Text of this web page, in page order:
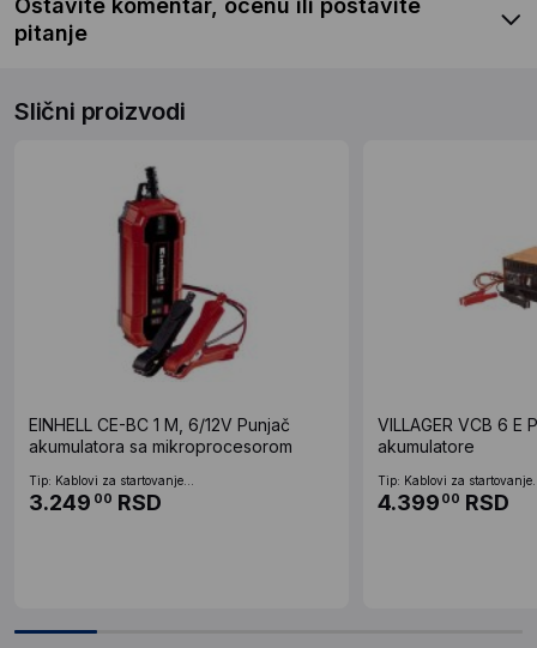
Ostavite komentar, ocenu ili postavite
pitanje
Slični proizvodi
EINHELL CE-BC 1 M, 6/12V Punjač
akumulatora sa mikroprocesorom
Tip: Kablovi za startovanje...
3.249 00 RSD
VILLAGER VCB 6 E
akumulatore
Tip: Kablovi za
4.399 00 RSD